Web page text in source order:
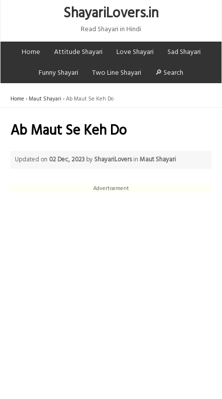
ShayariLovers.in
Read Shayari in Hindi
Home
Attitude Shayari Love Shayari
Sad Shayari
Funny Shayari
Two Line Shayari 🔎 Search
Home Maut Shayari Ab Maut Se Keh Do
Ab Maut Se Keh Do
Updated on 02 Dec, 2023 by ShayariLoversinMaut Shayari
Advertisement